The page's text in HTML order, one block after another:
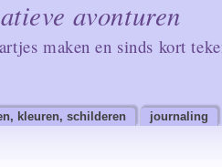
avonturen
maken en sinds kort
kleuren, schilderen journaling